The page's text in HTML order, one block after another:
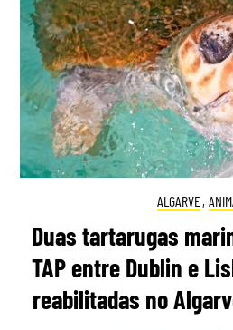
ALGARVE,
Duas tartarugas
TAP entre Dublin e
reabilitadas no